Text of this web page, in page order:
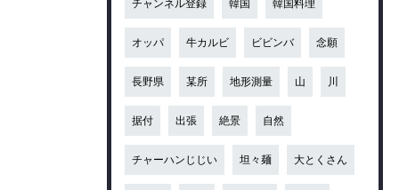
チャンネル登録 韓国 韓国料理
オッパ 牛カルビ ビビンバ 念願
長野県 某所 地形測量 山 川
据付 出張 絶景 自然
チャーハンじじい 坦々麺 大とくさん